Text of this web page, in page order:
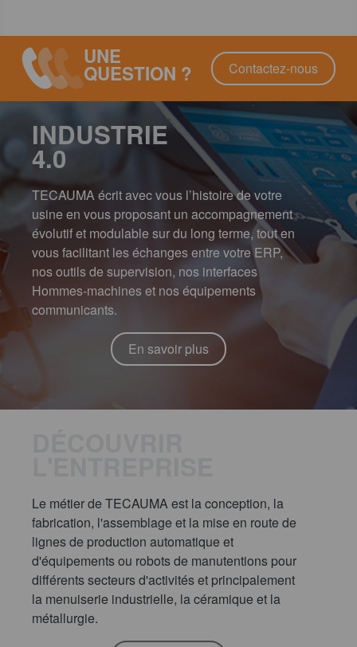
UNE
QUESTION ? Contactez-nous
INDUSTRIE
4.0
TECAUMA écrit avec vous l’histoire de votre
usine en vous proposant un accompagnement
évolutif et modulable sur du long terme, tout en
vous facilitant les échanges entre votre ERP,
nos outils de supervision, nos interfaces
Hommes-machines et nos équipements
communicants.
En savoir plus
Le métier de TECAUMA est la conception, la
fabrication, l'assemblage et la mise en route de
lignes de production automatique et
d'équipements ou robots de manutentions pour
différents secteurs d'activités et principalement
la menuiserie industrielle, la céramique et la
métallurgie.